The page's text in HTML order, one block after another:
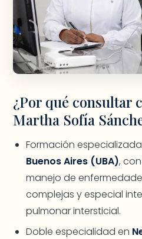
¿Por qué consultar
Martha Sofía
Formación
Buenos Aires (UBA),
manejo de
complejas y especial
pulmonar intersticial.
Doble especialidad en